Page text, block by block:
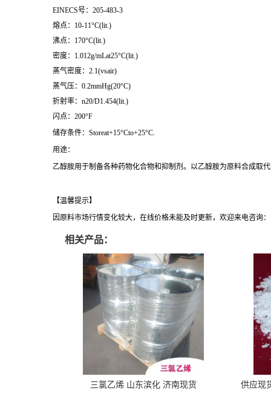
EINECS号： 205-483-3
熔点 ： 10-11°C(lit.)
沸点 ： 170°C(lit.)
密度： 1.012g/mLat25°C(lit.)
蒸气密度： 2.1(vsair)
蒸气压： 0.2mmHg(20°C)
折射率： n20/D1.454(lit.)
闪点 ： 200°F
储存条件： Storeat+15°Cto+25°C.
用途：
乙醇胺用于制备各种药物化合物和抑制剂。以乙醇胺为原料合成取
【温馨提示】
因原料市场行情变化较大，在线价格未能及时更新，欢迎来电咨询
相关产品：
三氯乙烯 山东滨化 济南现货 供应现